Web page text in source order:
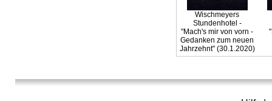
Wischmeyers
Stundenhotel -
"Mach's mir von vorn -
Gedanken zum neuen
Jahrzehnt" (30.1.2020)